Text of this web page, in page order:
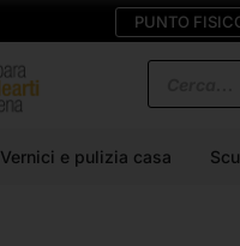
PUNTO
Vernici e pulizia casa